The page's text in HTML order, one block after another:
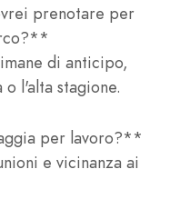
prenotare per
di anticipo,
l'alta stagione.
per lavoro?**
e vicinanza ai